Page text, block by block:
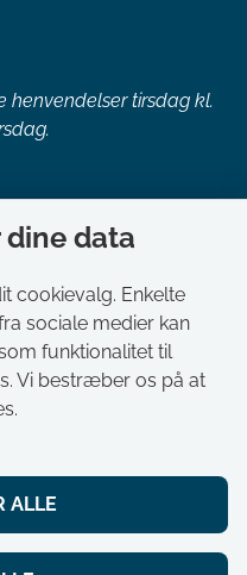
henvendelser tirsdag kl.
dine data
cookievalg. Enkelte
sociale medier kan
funktionalitet til
Vi bestræber os på at
ALLE